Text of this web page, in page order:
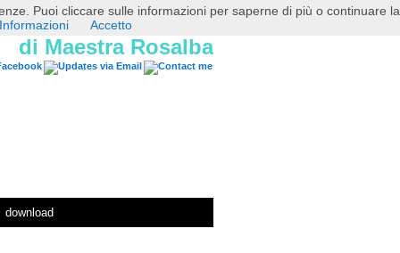
di Maestra Rosalba
download
Puoi cliccare sulle informazioni per saperne di più o continuare la
Accetto